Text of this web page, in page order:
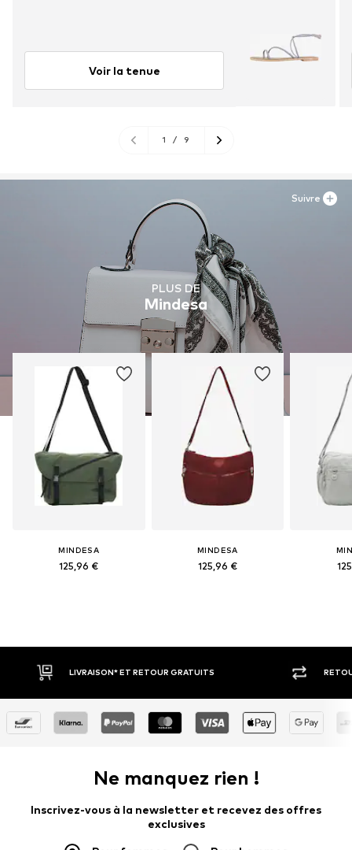
Voir la tenue
1 / 9
PLUS DE
Mindesa
MINDESA
125,96 €
MINDESA
125,96 €
Suivre
ET RETOUR GRATUITS RETOUR SOUS 30 JOURS
Ne manquez rien !
Inscrivez-vous à la newsletter et recevez des offres
exclusives